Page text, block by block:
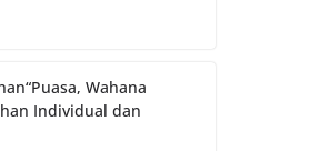
Wahana
Individual dan